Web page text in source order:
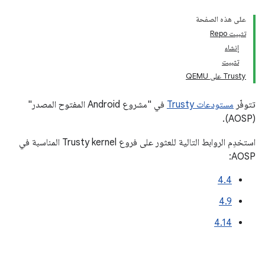
على هذه الصفحة
تثبيت Repo
إنشاء
تثبيت
Trusty على QEMU
تتوفّر مستودعات Trusty
في "مشروع Android المفتوح المصدر" ‏
(AOSP).
استخدِم الروابط التالية للعثور على فروع Trusty kernel المناسبة في
AOSP:
4.4
4.9
4.14